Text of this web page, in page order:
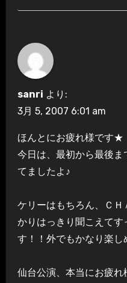
sanri より:
3月 5, 2007 6:01 am
ほんとにお疲れ様です★
今日は、最初から最後ま
てましたよ♪
ケリーはもちろん、ＣＨ
かりはっきり聞こえて
す！！外でもかなり楽
仙台公演、本当にお疲れ